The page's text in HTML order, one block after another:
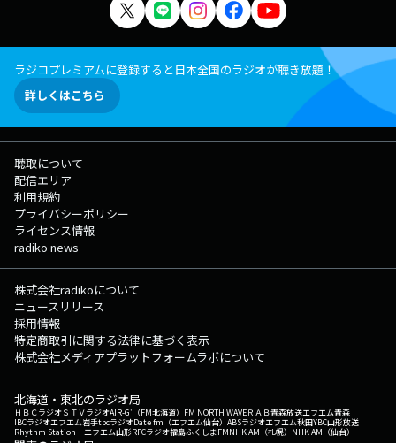
ラジコプレミアムに登録すると日本全国のラジオが聴き放題！
詳しくはこちら
聴取について
配信エリア
利用規約
プライバシーポリシー
ライセンス情報
radiko news
株式会社radikoについて
ニュースリリース
採用情報
特定商取引に関する法律に基づく表示
株式会社メディアプラットフォームラボについて
北海道・東北のラジオ局
ＨＢＣラジオＳＴＶラジオAIR-G'（FM北海道） FM NORTH WAVEＲＡＢ青森放送エフエム青森
IBCラジオエフエム岩手tbcラジオDate fm（エフエム仙台） ABSラジオエフエム秋田YBC山形放送
Rhythm Station エフエム山形RFCラジオ福島ふくしまFMNHK AM（札幌） NHK AM（仙台）